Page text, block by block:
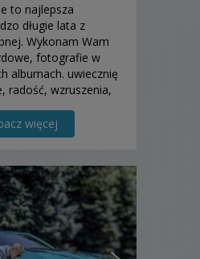
to najlepsza
długie lata z
Wykonam Wam
fotografie w
albumach. uwiecznię
radość, wzruszenia,
moją ofertą
więcej